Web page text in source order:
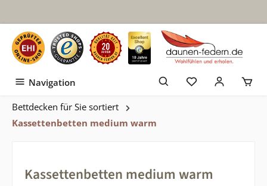
Navigation
Bettdecken für Sie sortiert
Kassettenbetten medium warm
Kassettenbetten medium warm